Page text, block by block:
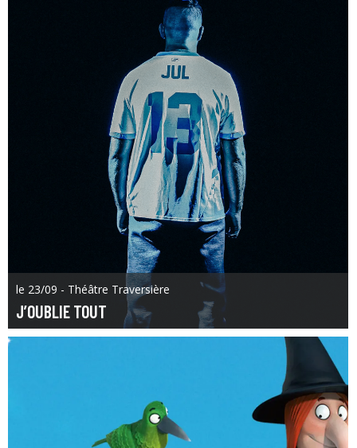
le 23/09 - Théâtre Traversière
J’OUBLIE TOUT